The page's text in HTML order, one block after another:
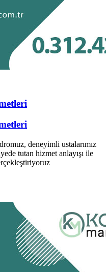
deneyimli ustalarımız
tutan hizmet anlayışı ile